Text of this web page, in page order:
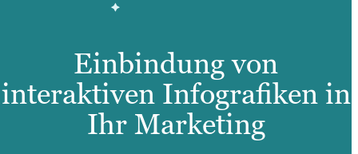
Einbindung von
interaktiven Infografiken in
Ihr Marketing